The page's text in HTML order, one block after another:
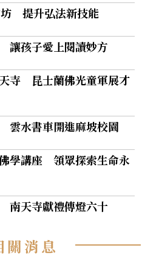
提升弘法新技能
讓孩子愛上閱讀妙方
寺 昆士蘭佛光童軍展才
雲水書車開進麻坡校園
學講座 領眾探索生命永
南天寺獻禮傳燈六十
關消息